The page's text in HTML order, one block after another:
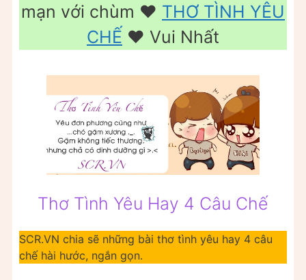
mạn với chùm ❤️ THƠ TÌNH YÊU
CHẾ ❤️ Vui Nhất
Thơ Tình Yêu Hay 4 Câu Chế
SCR.VN chia sẽ những bài thơ tình yêu hay 4 câu
chế hài hước, ngắn gọn.